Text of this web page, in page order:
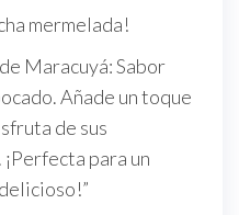
mermelada!
Maracuyá: Sabor
Añade un toque
de sus
para un